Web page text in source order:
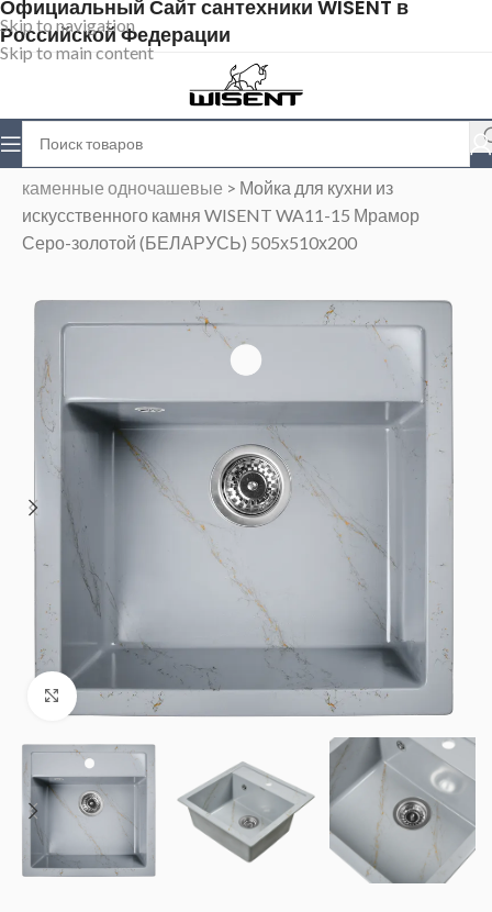
Skip to navigation
Skip to main content
Официальный Сайт сантехники WISENT в
Российской Федерации
Магазин
каменные одночашевые > Мойка для кухни из
искусственного камня WISENT WA11-15 Мрамор
Серо-золотой (БЕЛАРУСЬ) 505х510х200
Нажмите, чтобы увеличить